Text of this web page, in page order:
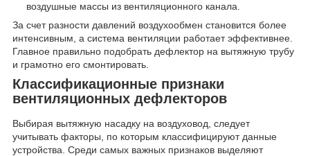
воздушные массы из вентиляционного канала.
За счет разности давлений воздухообмен становится более
интенсивным, а система вентиляции работает эффективнее.
Главное правильно подобрать дефлектор на вытяжную трубу
и грамотно его смонтировать.
Классификационные признаки
вентиляционных дефлекторов
Выбирая вытяжную насадку на воздуховод, следует
учитывать факторы, по которым классифицируют данные
устройства. Среди самых важных признаков выделяют